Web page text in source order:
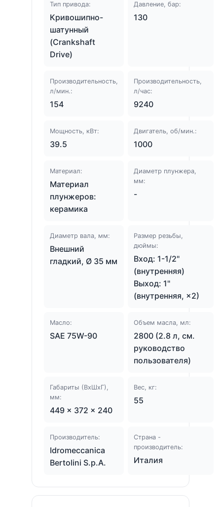
Тип привода:
Кривошипно-
шатунный
(Crankshaft
Drive)
Давление, бар:
130
Производительность,
л/мин.:
154
Производительность,
л/час:
9240
Мощность, кВт:
39.5
Двигатель, об/мин.:
1000
Материал:
Материал
плунжеров:
керамика
Диаметр плунжера,
мм:
-
Диаметр вала, мм:
Внешний
гладкий, Ø 35 мм
Размер резьбы,
дюймы:
Вход: 1-1/2"
(внутренняя)
Выход: 1"
(внутренняя, ×2)
Масло:
SAE 75W-90
Объем масла, мл:
2800 (2.8 л, см.
руководство
пользователя)
Габариты (ВхШхГ),
мм:
449 × 372 × 240
Вес, кг:
55
Производитель:
Idromeccanica
Bertolini S.p.A.
Страна -
производитель:
Италия